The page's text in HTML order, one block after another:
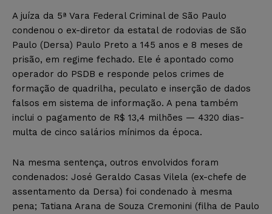
A juíza da 5ª Vara Federal Criminal de São Paulo
condenou o ex-diretor da estatal de rodovias de São
Paulo (Dersa) Paulo Preto a 145 anos e 8 meses de
prisão, em regime fechado. Ele é apontado como
operador do PSDB e responde pelos crimes de
formação de quadrilha, peculato e inserção de dados
falsos em sistema de informação. A pena também
inclui o pagamento de R$ 13,4 milhões — 4320 dias-
multa de cinco salários mínimos da época.
Na mesma sentença, outros envolvidos foram
condenados: José Geraldo Casas Vilela (ex-chefe de
assentamento da Dersa) foi condenado à mesma
pena; Tatiana Arana de Souza Cremonini (filha de Paulo